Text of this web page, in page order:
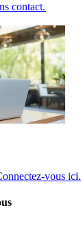
contact.​​
vous ici.​​